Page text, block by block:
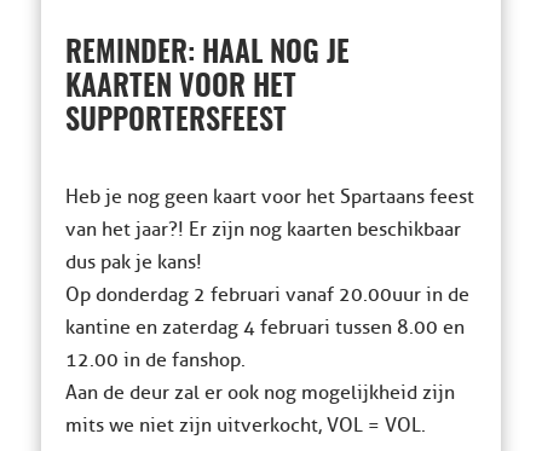
REMINDER: HAAL NOG JE
KAARTEN VOOR HET
SUPPORTERSFEEST
Heb je nog geen kaart voor het Spartaans feest
van het jaar?! Er zijn nog kaarten beschikbaar
dus pak je kans!
Op donderdag 2 februari vanaf 20.00uur in de
kantine en zaterdag 4 februari tussen 8.00 en
12.00 in de fanshop.
Aan de deur zal er ook nog mogelijkheid zijn
mits we niet zijn uitverkocht, VOL = VOL.